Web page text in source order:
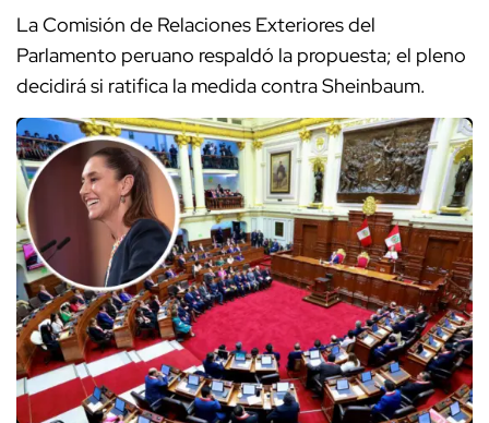
La Comisión de Relaciones Exteriores del
Parlamento peruano respaldó la propuesta; el pleno
decidirá si ratifica la medida contra Sheinbaum.